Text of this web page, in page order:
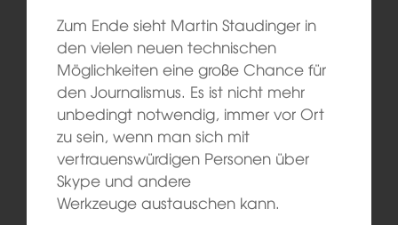
Zum Ende sieht Martin Staudinger in
den vielen neuen technischen
Möglichkeiten eine große Chance für
den Journalismus. Es ist nicht mehr
unbedingt notwendig, immer vor Ort
zu sein, wenn man sich mit
vertrauenswürdigen Personen über
Skype und andere
Werkzeuge austauschen kann.